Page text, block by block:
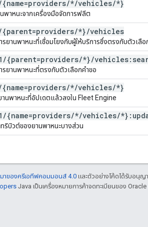
{name=providers/*/vehicles/*}
พาหนะจากเครื่องมือจัดการฟลีต
{parent=providers/*}/vehicles
รยานพาหนะที่เชื่อมโยงกับผู้ให้บริการซึ่งตรงกับตัวเลื
/{parent=providers/*}/
รยานพาหนะที่ตรงกับตัวเลือกคำขอ
{name=providers/*/vehicles/*}
านพาหนะที่อัปเดตแล้วลงใน Fleet Engine
/{name=providers/*/vehicles/
ริบิวต์ของยานพาหนะบางส่วน
าของครีเอทีฟคอมมอนส์ 4.0 และตัวอย่างโค้ดได้รับอนุญ
Java เป็นเครื่องหมายการค้าจดทะเบียนของ